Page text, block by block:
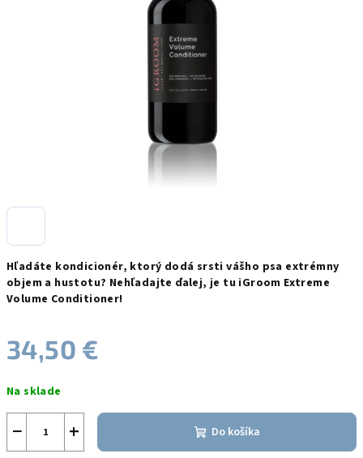
Hľadáte kondicionér, ktorý dodá srsti vášho psa extrémny
objem a hustotu? Nehľadajte ďalej, je tu iGroom Extreme
Volume Conditioner!
34,50 €
cena:
Na sklade
+
− Do košíka